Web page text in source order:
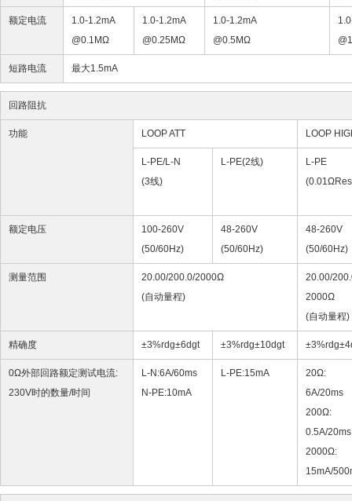
额定电流
1.0-1.2mA
@0.1MΩ
1.0-1.2mA
@0.25MΩ
1.0-1.2mA
@0.5MΩ
短路电流 最大1.5mA
回路阻抗
功能 LOOP ATT LOOP
L-PE/L-N
(3线)
L-PE(2线)
L-PE
额定电压
100-260V
(50/60Hz)
48-260V
(50/60Hz)
48-260V
(50/60Hz)
测量范围
20.00/200.0/2000Ω
(自动量程)
20.00/
2000Ω
(自动量程)
精确度 ±3%rdg±6dgt ±3%rdg±10dgt
0Ω外部回路额定测试电流:
230V时的数量/时间
L-N:6A/60ms
N-PE:10mA
L-PE:15mA
20Ω:
6A/20ms
200Ω:
0.5A/20ms
2000Ω:
15mA/